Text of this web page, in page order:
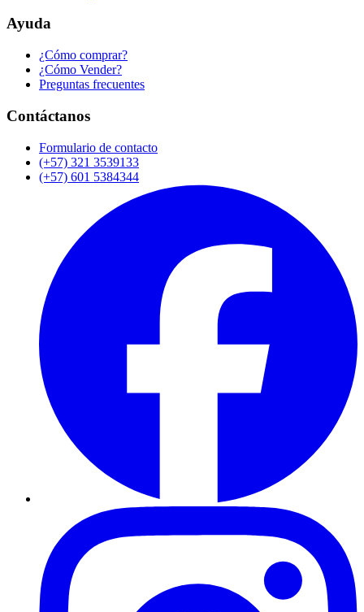
Ayuda
¿Cómo comprar?
¿Cómo Vender?
Preguntas frecuentes
Contáctanos
Formulario de contacto
(+57) 321 3539133
(+57) 601 5384344